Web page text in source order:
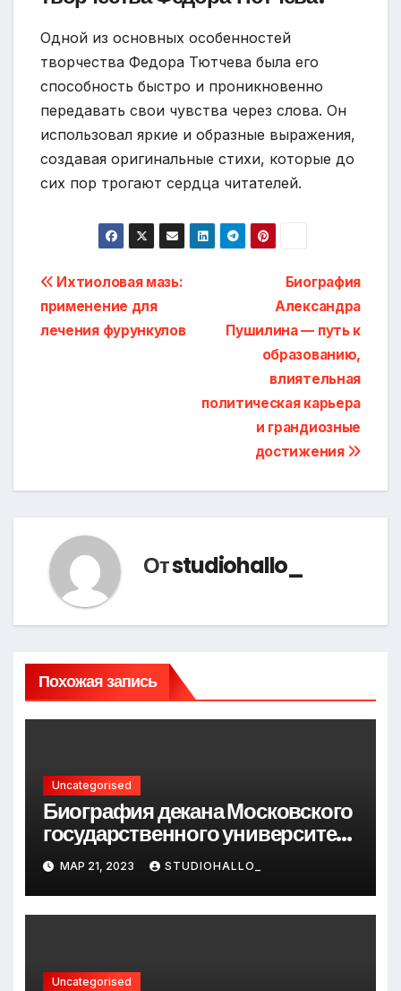
Одной из основных особенностей
творчества Федора Тютчева была его
способность быстро и проникновенно
передавать свои чувства через слова. Он
использовал яркие и образные выражения,
создавая оригинальные стихи, которые до
сих пор трогают сердца читателей.
Навигация
по
Биография
Александра
Пушилина — путь к
образованию,
влиятельная
политическая карьера
и грандиозные
достижения
Ихтиоловая мазь:
применение для
лечения фурункулов
Отstudiohallo_
Похожая запись
Uncategorised
Биография декана Московского
государственного университета
Андрея Сидорова — от студента
до руководителя
МАР 21, 2023 STUDIOHALLO_
Uncategorised